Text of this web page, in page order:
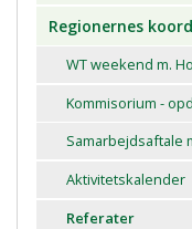
Regionernes
WT weekend m.
Kommisorium -
Samarbejdsaftale
Aktivitetskalender
Referater